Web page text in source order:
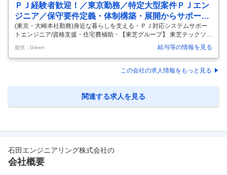
ＰＪ経験者歓迎！／東京勤務／特定大型案件ＰＪエン
ジニア／保守要件定義・体制構築・展開からサポート
まで
(東京・大崎本社勤務)身近な暮らしを支える・ＰＪ対応システムサポー
トエンジニア/資格支援・住宅費補助・【東芝グループ】 東芝テックソリ
ューションサービス株式会社 - トップシェアの店舗システムを支え続け
る東芝グループ会社 仕事内容 ～全国チェーンの大規模案件専門対応、お
客様も製品も身近に感じられる～ ・大手コンビニエンスストアをはじめ
とする全国チェーンの大型案件プロジェクトへ参画 保守要件定義、体制
器やシステム等店舗丸ごとテクニカルサポート。 ・東芝テック営業担当
と協力したソリューション提案。 ＜保守要件定義・設計・構築＞ プロ
提供：Green 給与等の情報を見る
この会社の求人情報をもっと見る
関連する求人を見る
石田エンジニアリング株式会社の
会社概要